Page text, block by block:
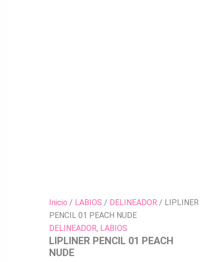
Inicio / LABIOS / DELINEADOR/ LIPLINER
PENCIL 01 PEACH NUDE
DELINEADOR, LABIOS
LIPLINER PENCIL 01 PEACH
NUDE